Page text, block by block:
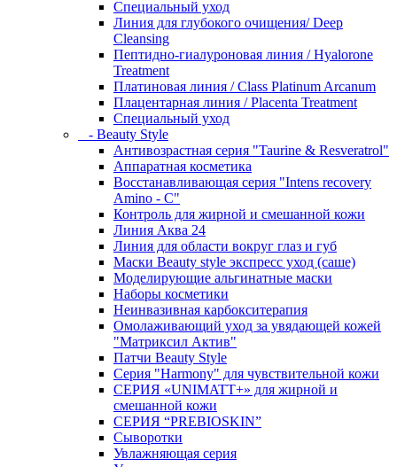
Специальный уход
Линия для глубокого очищения/ Deep
Cleansing
Пептидно-гиалуроновая линия / Hyalorone
Treatment
Платиновая линия / Class Platinum Arcanum
Плацентарная линия / Placenta Treatment
Специальный уход
- Beauty Style
Антивозрастная серия "Taurine & Resveratrol"
Аппаратная косметика
Восстанавливающая серия "Intens recovery
Amino - C"
Контроль для жирной и смешанной кожи
Линия Аква 24
Линия для области вокруг глаз и губ
Маски Beauty style экспресс уход (саше)
Моделирующие альгинатные маски
Наборы косметики
Неинвазивная карбокситерапия
Омолаживающий уход за увядающей кожей
"Матриксил Актив"
Патчи Beauty Style
Серия "Harmony" для чувствительной кожи
СЕРИЯ «UNIMATT+» для жирной и
смешанной кожи
СЕРИЯ “PREBIOSKIN”
Сыворотки
Увлажняющая серия